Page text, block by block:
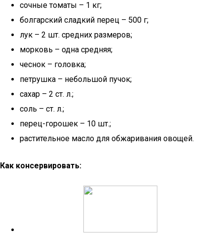
сочные томаты – 1 кг;
болгарский сладкий перец – 500 г;
лук – 2 шт. средних размеров;
морковь – одна средняя;
чеснок – головка;
петрушка – небольшой пучок;
сахар – 2 ст. л.;
соль – ст. л.;
перец-горошек – 10 шт.;
растительное масло для обжаривания овощей.
Как консервировать: